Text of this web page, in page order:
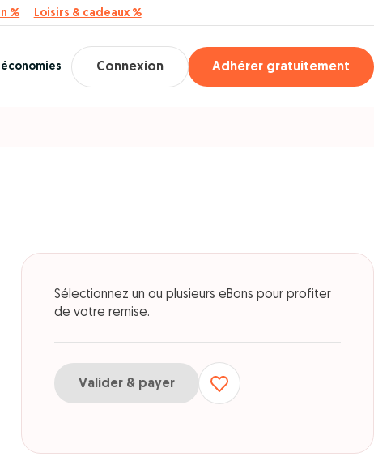
% Loisirs & cadeaux %
Connexion Adhérer gratuitement
E-carte cadeau 50€
Sélectionnez un ou plusieurs eBons pour profiter
de votre remise.
Valider & payer